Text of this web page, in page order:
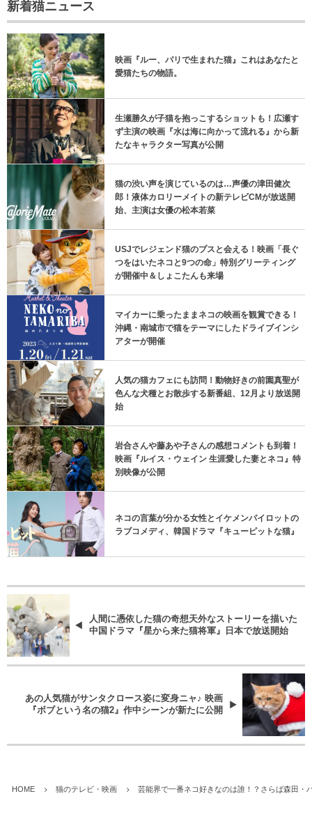
新着猫ニュース
映画『ルー、パリで生まれた猫』これはあなたと
愛猫たちの物語。
生瀬勝久が子猫を抱っこするショットも！広瀬す
ず主演の映画『水は海に向かって流れる』から新
たなキャラクター写真が公開
猫の渋い声を演じているのは…声優の津田健次
郎！液体カロリーメイトの新テレビCMが放送開
始、主演は女優の松本若菜
USJでレジェンド猫のプスと会える！映画「長ぐ
つをはいたネコと9つの命」特別グリーティング
が開催中＆しょこたんも来場
マイカーに乗ったままネコの映画を観賞できる！
沖縄・南城市で猫をテーマにしたドライブインシ
アターが開催
人気の猫カフェにも訪問！動物好きの前園真聖が
色んな犬種とお散歩する新番組、12月より放送開
始
岩合さんや藤あや子さんの感想コメントも到着！
映画『ルイス・ウェイン 生涯愛した妻とネコ』特
別映像が公開
ネコの言葉が分かる女性とイケメンパイロットの
ラブコメディ、韓国ドラマ『キューピットな猫』
人間に憑依した猫の奇想天外なストーリーを描いた
中国ドラマ『星から来た猫将軍』日本で放送開始
あの人気猫がサンタクロース姿に変身ニャ♪ 映画
『ボブという名の猫2』作中シーンが新たに公開
HOME 猫のテレビ・映画 芸能界で一番ネコ好きなのは誰！？さらば森田・